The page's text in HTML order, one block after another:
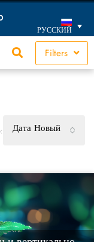
РУССКИЙ
Filters
Дата Новый